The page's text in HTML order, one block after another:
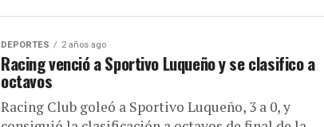
DEPORTES 2 años ago
Racing venció a Sportivo Luqueño y se clasifico a
octavos
Racing Club goleó a Sportivo Luqueño, 3 a 0, y